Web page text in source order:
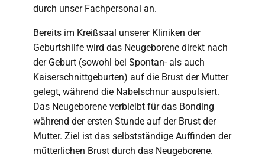
durch unser Fachpersonal an.
Bereits im Kreißsaal unserer Kliniken der
Geburtshilfe wird das Neugeborene direkt nach
der Geburt (sowohl bei Spontan- als auch
Kaiserschnittgeburten) auf die Brust der Mutter
gelegt, während die Nabelschnur auspulsiert.
Das Neugeborene verbleibt für das Bonding
während der ersten Stunde auf der Brust der
Mutter. Ziel ist das selbstständige Auffinden der
mütterlichen Brust durch das Neugeborene.